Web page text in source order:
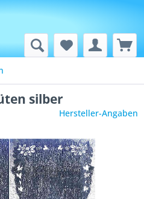
silber
Hersteller-Angaben